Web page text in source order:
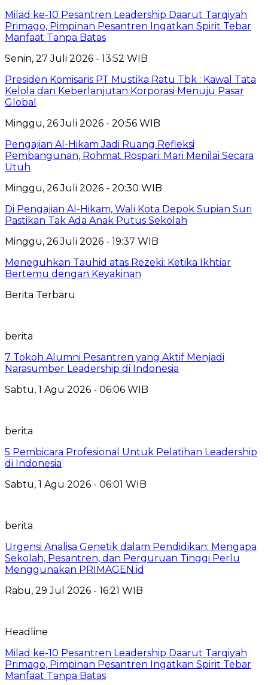
Milad ke-10 Pesantren Leadership Daarut Tarqiyah
Primago, Pimpinan Pesantren Ingatkan Spirit Tebar
Manfaat Tanpa Batas
Senin, 27 Juli 2026 - 13:52 WIB
Presiden Komisaris PT Mustika Ratu Tbk : Kawal Tata
Kelola dan Keberlanjutan Korporasi Menuju Pasar
Global
Minggu, 26 Juli 2026 - 20:56 WIB
Pengajian Al-Hikam Jadi Ruang Refleksi
Pembangunan, Rohmat Rospari: Mari Menilai Secara
Utuh
Minggu, 26 Juli 2026 - 20:30 WIB
Di Pengajian Al-Hikam, Wali Kota Depok Supian Suri
Pastikan Tak Ada Anak Putus Sekolah
Minggu, 26 Juli 2026 - 19:37 WIB
Meneguhkan Tauhid atas Rezeki: Ketika Ikhtiar
Bertemu dengan Keyakinan
Berita Terbaru
berita
7 Tokoh Alumni Pesantren yang Aktif Menjadi
Narasumber Leadership di Indonesia
Sabtu, 1 Agu 2026 - 06:06 WIB
berita
5 Pembicara Profesional Untuk Pelatihan Leadership
di Indonesia
Sabtu, 1 Agu 2026 - 06:01 WIB
berita
Urgensi Analisa Genetik dalam Pendidikan: Mengapa
Sekolah, Pesantren, dan Perguruan Tinggi Perlu
Menggunakan PRIMAGEN.id
Rabu, 29 Jul 2026 - 16:21 WIB
Headline
Milad ke-10 Pesantren Leadership Daarut Tarqiyah
Primago, Pimpinan Pesantren Ingatkan Spirit Tebar
Manfaat Tanpa Batas